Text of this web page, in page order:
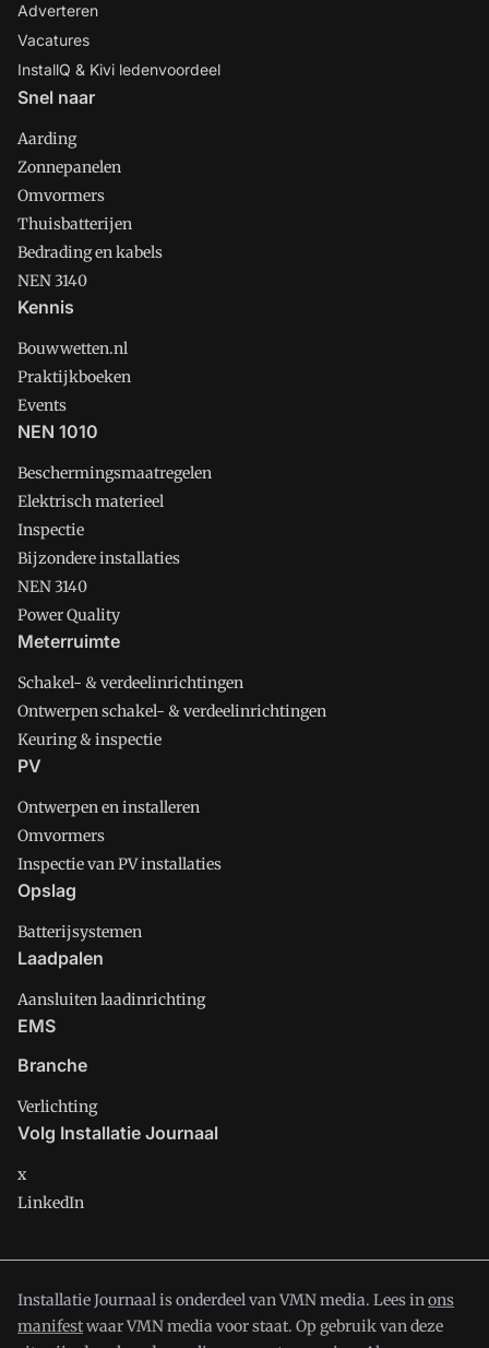
Adverteren
Vacatures
InstallQ & Kivi ledenvoordeel
Snel naar
Aarding
Zonnepanelen
Omvormers
Thuisbatterijen
Bedrading en kabels
NEN 3140
Kennis
Bouwwetten.nl
Praktijkboeken
Events
NEN 1010
Beschermingsmaatregelen
Elektrisch materieel
Inspectie
Bijzondere installaties
NEN 3140
Power Quality
Meterruimte
Schakel- & verdeelinrichtingen
Ontwerpen schakel- & verdeelinrichtingen
Keuring & inspectie
PV
Ontwerpen en installeren
Omvormers
Inspectie van PV installaties
Opslag
Batterijsystemen
Laadpalen
Aansluiten laadinrichting
EMS
Branche
Verlichting
Volg Installatie Journaal
x
LinkedIn
Installatie Journaal is onderdeel van VMN media. Lees inons
manifestwaar VMN media voor staat. Op gebruik van deze